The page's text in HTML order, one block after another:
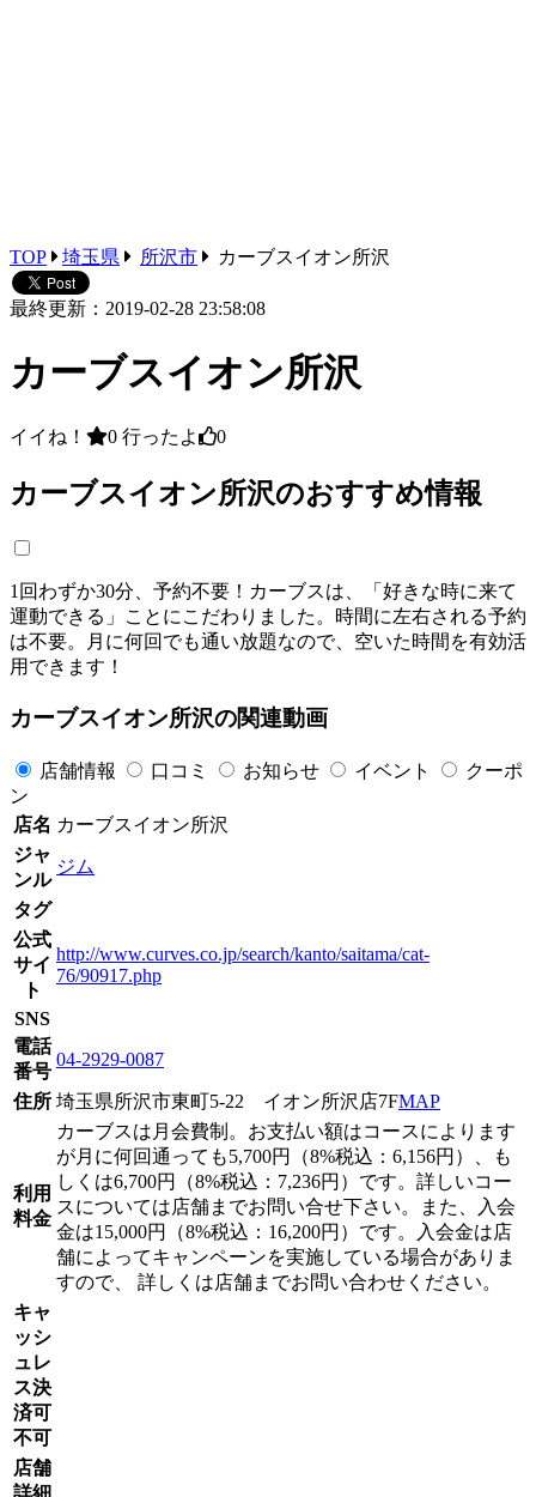
TOP 埼玉県 所沢市 カーブスイオン所沢
最終更新：2019-02-28 23:58:08
カーブスイオン所沢
イイね！ 0 行ったよ 0
カーブスイオン所沢のおすすめ情報
1回わずか30分、予約不要！カーブスは、「好きな時に来て
運動できる」ことにこだわりました。時間に左右される予約
は不要。月に何回でも通い放題なので、空いた時間を有効活
用できます！
カーブスイオン所沢の関連動画
店舗情報 口コミ お知らせ イベント
クーポ
ン
店名 カーブスイオン所沢
ジャ
ンル
ジム
タグ
公式
サイ
ト
http://www.curves.co.jp/search/kanto/saitama/cat-
76/90917.php
SNS
電話
番号
04-2929-0087
住所 埼玉県所沢市東町5-22 イオン所沢店7FMAP
利用
料金
カーブスは月会費制。お支払い額はコースによります
が月に何回通っても5,700円（8%税込：6,156円）、も
しくは6,700円（8%税込：7,236円）です。詳しいコー
スについては店舗までお問い合せ下さい。また、入会
金は15,000円（8%税込：16,200円）です。入会金は店
舗によってキャンペーンを実施している場合がありま
すので、 詳しくは店舗までお問い合わせください。
キャ
ッシ
ュレ
ス決
済可
不可
店舗
詳細